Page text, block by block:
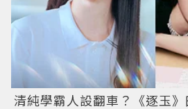
清純學霸人設翻車？《逐玉